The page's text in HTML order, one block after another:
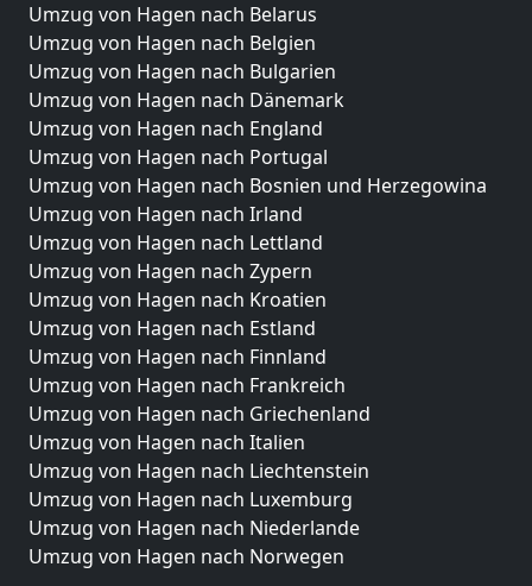
Umzug von Hagen nach Belarus
Umzug von Hagen nach Belgien
Umzug von Hagen nach Bulgarien
Umzug von Hagen nach Dänemark
Umzug von Hagen nach England
Umzug von Hagen nach Portugal
Umzug von Hagen nach Bosnien und Herzegowina
Umzug von Hagen nach Irland
Umzug von Hagen nach Lettland
Umzug von Hagen nach Zypern
Umzug von Hagen nach Kroatien
Umzug von Hagen nach Estland
Umzug von Hagen nach Finnland
Umzug von Hagen nach Frankreich
Umzug von Hagen nach Griechenland
Umzug von Hagen nach Italien
Umzug von Hagen nach Liechtenstein
Umzug von Hagen nach Luxemburg
Umzug von Hagen nach Niederlande
Umzug von Hagen nach Norwegen